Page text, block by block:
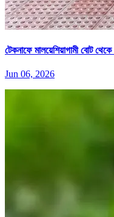
টেকনাফে মালয়েশিয়াগামী বোট
Jun 06, 2026